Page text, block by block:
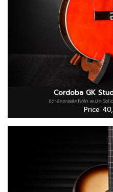
Cordoba GK
กีตาร์คลาสสิคไฟฟ้า สเปค
Price